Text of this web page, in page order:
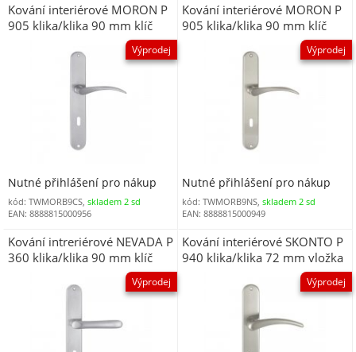
Kování interiérové MORON P
905 klika/klika 90 mm klíč
matný chrom DOPRODEJ
Výprodej
Nutné přihlášení pro nákup
kód: TWMORB9CS, skladem 2 sd
EAN: 8888815000956
Kování interiérové MORON P
905 klika/klika 90 mm klíč
matný nikl DOPRODEJ
Výprodej
Nutné přihlášení pro nákup
kód: TWMORB9NS,skladem 2 sd
EAN: 8888815000949
Kování intreriérové NEVADA P
360 klika/klika 90 mm klíč
matný chrom DOPRODEJ
Výprodej
Kování interiérové SKONTO P
940 klika/klika 72 mm vložka
Výprodej